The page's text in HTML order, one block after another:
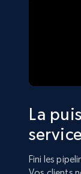
La
Fini les